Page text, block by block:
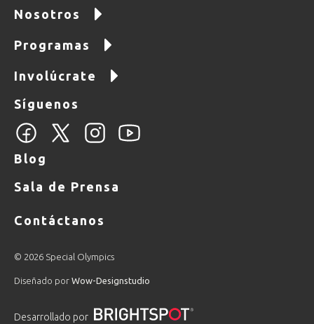
Nosotros
Programas
Involúcrate
Síguenos
Blog
Sala de Prensa
Contáctanos
© 2026 Special Olympics
Diseñado por Wow-Designstudio
Desarrollado por